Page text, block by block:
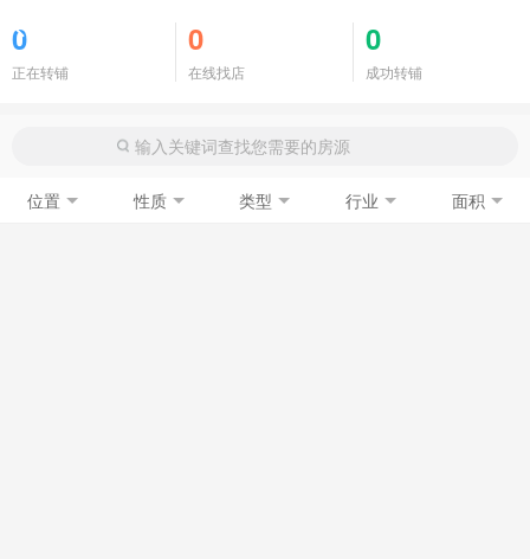
0
正在转铺
0
在线找店
0
成功转铺
位置 性质 类型 行业 面积